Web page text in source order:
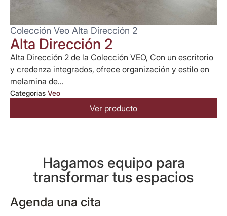
Colección Veo Alta Dirección 2
Alta Dirección 2
Alta Dirección 2 de la Colección VEO, Con un escritorio
y credenza integrados, ofrece organización y estilo en
melamina de...
Categorias Veo
Ver producto
Hagamos equipo para
transformar tus espacios
Agenda una cita